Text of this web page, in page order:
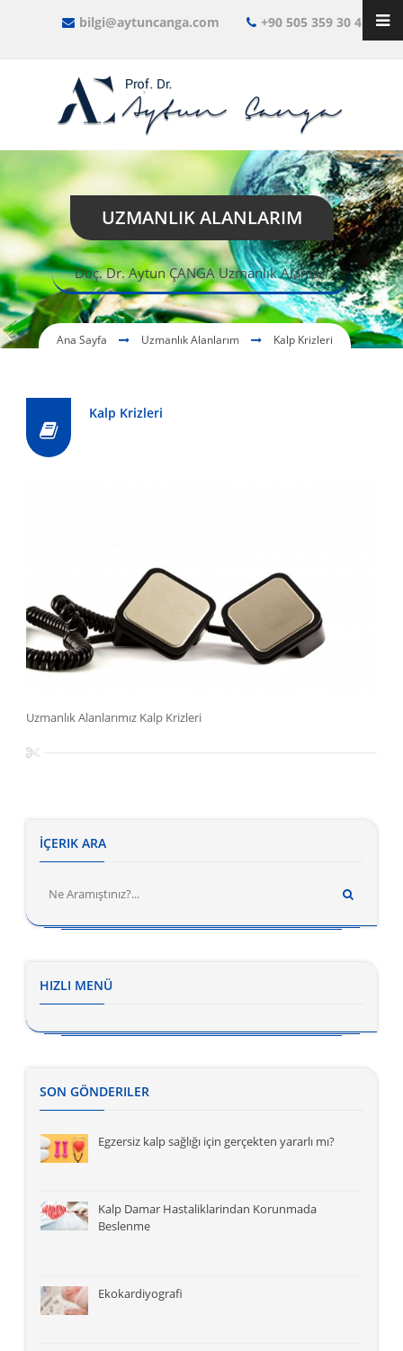
bilgi@aytuncanga.com +90 505 359 30 45
UZMANLIK ALANLARIM
Doç. Dr. Aytun ÇANGA Uzmanlık Alanları
Ana Sayfa Uzmanlık Alanlarım Kalp Krizleri
Kalp Krizleri
Uzmanlık Alanlarımız Kalp Krizleri
İÇERIK ARA
HIZLI MENÜ
SON GÖNDERILER
Egzersiz kalp sağlığı için gerçekten yararlı mı?
Kalp Damar Hastaliklarindan Korunmada
Beslenme
Ekokardiyografi